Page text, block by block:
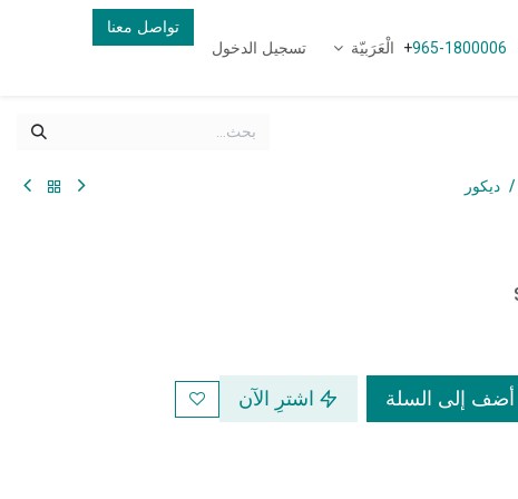
+965-1800006 الْعَرَبيّة تسجيل الدخول
تواصل معنا
أضف إلى السلة اشترِ الآن
ديكور